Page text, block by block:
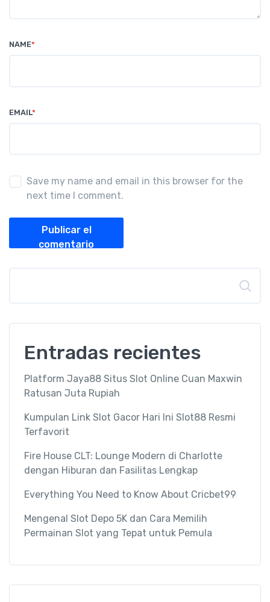
NAME*
EMAIL*
Save my name and email in this browser for the
next time I comment.
Publicar el
comentario
Entradas recientes
Platform Jaya88 Situs Slot Online Cuan Maxwin
Ratusan Juta Rupiah
Kumpulan Link Slot Gacor Hari Ini Slot88 Resmi
Terfavorit
Fire House CLT: Lounge Modern di Charlotte
dengan Hiburan dan Fasilitas Lengkap
Everything You Need to Know About Cricbet99
Mengenal Slot Depo 5K dan Cara Memilih
Permainan Slot yang Tepat untuk Pemula